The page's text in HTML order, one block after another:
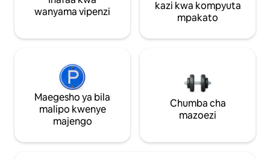
wanyama vipenzi
kazi kwa kompyuta
mpakato
Maegesho ya bila
malipo kwenye
majengo
Chumba cha
mazoezi